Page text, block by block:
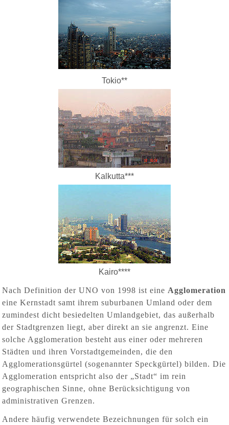
Tokio**
Kalkutta***
Kairo****
Nach Definition der UNO von 1998 ist eine Agglomeration
eine Kernstadt samt ihrem suburbanen Umland oder dem
zumindest dicht besiedelten Umlandgebiet, das außerhalb
der Stadtgrenzen liegt, aber direkt an sie angrenzt. Eine
solche Agglomeration besteht aus einer oder mehreren
Städten und ihren Vorstadtgemeinden, die den
Agglomerationsgürtel (sogenannter Speckgürtel) bilden. Die
Agglomeration entspricht also der „Stadt“ im rein
geographischen Sinne, ohne Berücksichtigung von
administrativen Grenzen.
Andere häufig verwendete Bezeichnungen für solch ein